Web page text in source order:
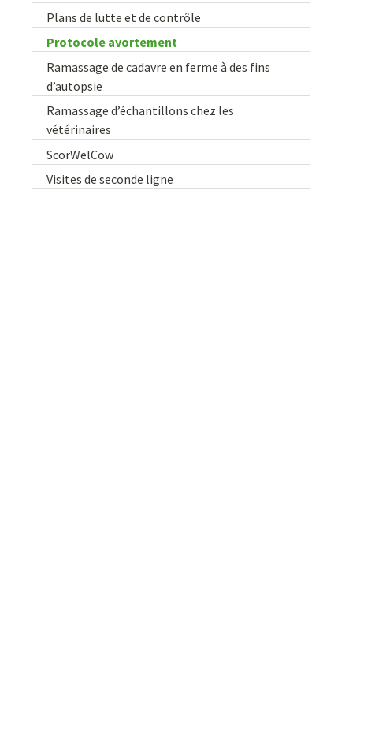
Plans de lutte et de contrôle
Protocole avortement
Ramassage de cadavre en ferme à des fins
d’autopsie
Ramassage d’échantillons chez les
vétérinaires
ScorWelCow
Visites de seconde ligne